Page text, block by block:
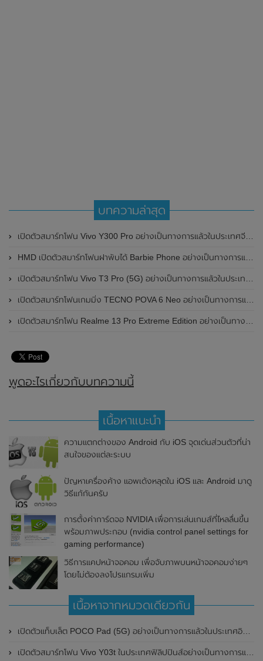
บทความล่าสุด
เปิดตัวสมาร์ทโฟน Vivo Y300 Pro อย่างเป็นทางการแล้วในประเทศจีน มาพร้อมดีไซน์พรีเมี่ยม ทนทาน และแบตเตอรี่สุดอึดขนาดใหญ่ 6,500mAh พร้อมรองรับการชาร์จไว 80W
HMD เปิดตัวสมาร์ทโฟนฝาพับได้ Barbie Phone อย่างเป็นทางการแล้ว มาพร้อมธีมสีชมพูสดใส
เปิดตัวสมาร์ทโฟน Vivo T3 Pro (5G) อย่างเป็นทางการแล้วในประเทศอินเดีย
เปิดตัวสมาร์ทโฟนเกมมิ่ง TECNO POVA 6 Neo อย่างเป็นทางการแล้วในประเทศไทย ในราคา 8,499 บาท
เปิดตัวสมาร์ทโฟน Realme 13 Pro Extreme Edition อย่างเป็นทางการแล้วในประเทศจีน
พูดอะไรเกี่ยวกับบทความนี้
เนื้อหาแนะนำ
ความแตกต่างของ Android กับ iOS จุดเด่นส่วนตัวที่น่า
สนใจของแต่ละระบบ
ปัญหาเครื่องค้าง แอพเด้งหลุดใน iOS และ Android มาดู
วิธีแก้กันครับ
การตั้งค่าการ์ดจอ NVIDIA เพื่อการเล่นเกมส์ที่ไหลลื่นขึ้น
พร้อมภาพประกอบ (nvidia control panel settings for
gaming performance)
วิธีการแคปหน้าจอคอม เพื่อจับภาพบนหน้าจอคอมง่ายๆ
โดยไม่ต้องลงโปรแกรมเพิ่ม
เนื้อหาจากหมวดเดียวกัน
เปิดตัวแท็บเล็ต POCO Pad (5G) อย่างเป็นทางการแล้วในประเทศอินเดีย มาพร้อมชิปเซ็ต Snapdragon 7s Gen 2 ของ Qualcomm และรองรับเครือข่าย 5G
เปิดตัวสมาร์ทโฟน Vivo Y03t ในประเทศฟิลิปปินส์อย่างเป็นทางการแล้ว มาพร้อมชิปเซ็ต Unisoc T612 , กล้องหลัง ความละเอียด 13MP , แบตเตอรี่ 5,000mAh และหน้าจอแสดงผล LCD / 90Hz